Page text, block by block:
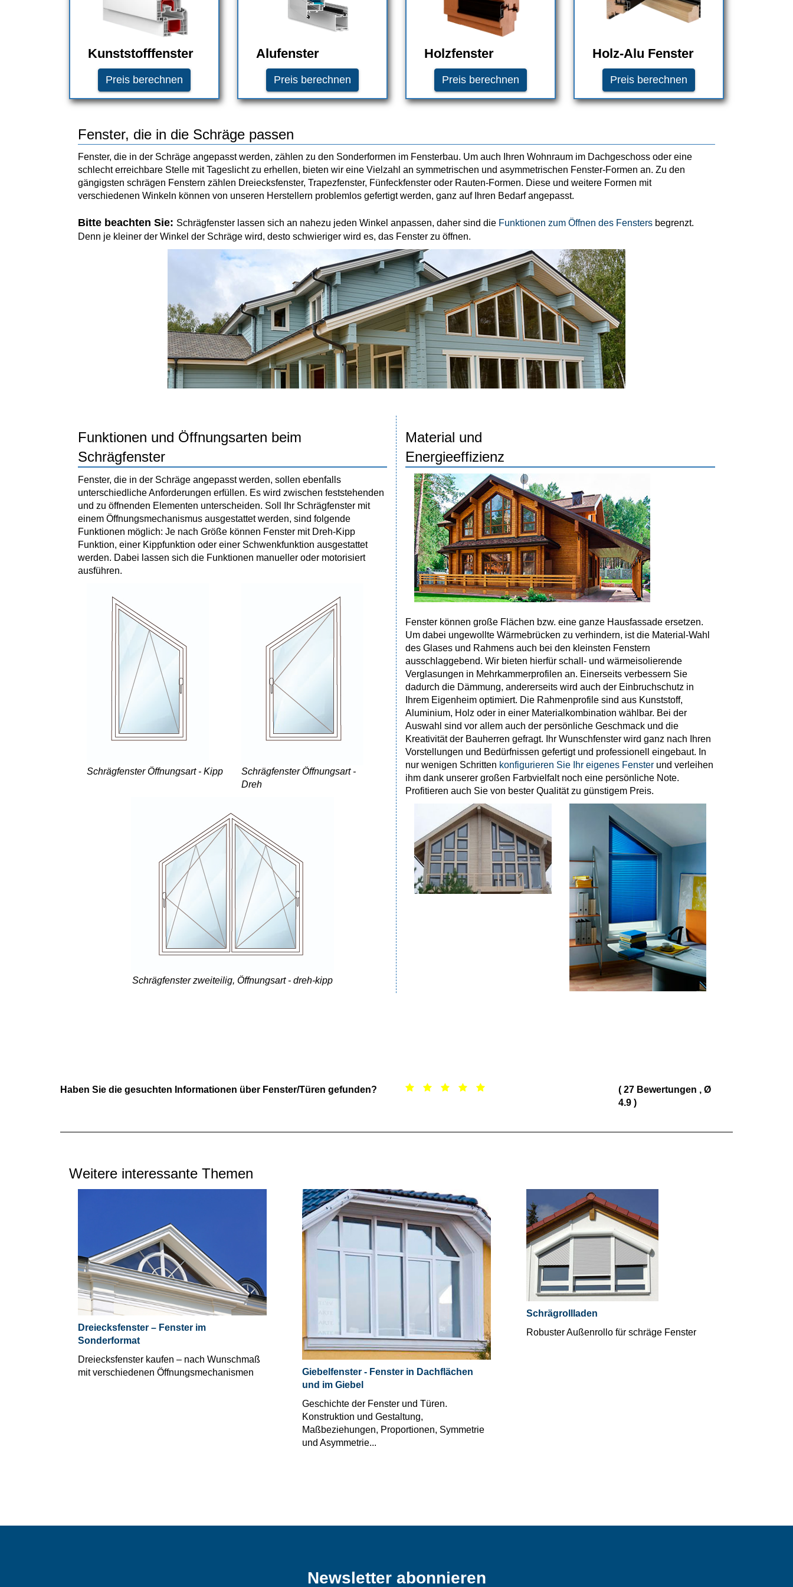
Kunststofffenster
Preis berechnen
Alufenster
Preis berechnen
Holzfenster
Preis berechnen
Holz-Alu Fenster
Preis berechnen
Fenster, die in die Schräge passen
Fenster, die in der Schräge angepasst werden, zählen zu den Sonderformen im Fensterbau. Um auch Ihren Wohnraum im Dachgeschoss oder eine
schlecht erreichbare Stelle mit Tageslicht zu erhellen, bieten wir eine Vielzahl an symmetrischen und asymmetrischen Fenster-Formen an. Zu den
gängigsten schrägen Fenstern zählen Dreiecksfenster, Trapezfenster, Fünfeckfenster oder Rauten-Formen. Diese und weitere Formen mit
verschiedenen Winkeln können von unseren Herstellern problemlos gefertigt werden, ganz auf Ihren Bedarf angepasst.
Bitte beachten Sie: Schrägfenster lassen sich an nahezu jeden Winkel anpassen, daher sind die Funktionen zum Öffnen des Fensters begrenzt.
Denn je kleiner der Winkel der Schräge wird, desto schwieriger wird es, das Fenster zu öffnen.
Funktionen und Öffnungsarten beim
Schrägfenster
Fenster, die in der Schräge angepasst werden, sollen ebenfalls
unterschiedliche Anforderungen erfüllen. Es wird zwischen feststehenden
und zu öffnenden Elementen unterscheiden. Soll Ihr Schrägfenster mit
einem Öffnungsmechanismus ausgestattet werden, sind folgende
Funktionen möglich: Je nach Größe können Fenster mit Dreh-Kipp
Funktion, einer Kippfunktion oder einer Schwenkfunktion ausgestattet
werden. Dabei lassen sich die Funktionen manueller oder motorisiert
ausführen.
Schrägfenster Öffnungsart - Kipp
Schrägfenster Öffnungsart -
Dreh
Schrägfenster zweiteilig, Öffnungsart - dreh-kipp
Material und
Energieeffizienz
Fenster können große Flächen bzw. eine ganze Hausfassade ersetzen.
Um dabei ungewollte Wärmebrücken zu verhindern, ist die Material-Wahl
des Glases und Rahmens auch bei den kleinsten Fenstern
ausschlaggebend. Wir bieten hierfür schall- und wärmeisolierende
Verglasungen in Mehrkammerprofilen an. Einerseits verbessern Sie
dadurch die Dämmung, andererseits wird auch der Einbruchschutz in
Ihrem Eigenheim optimiert. Die Rahmenprofile sind aus Kunststoff,
Aluminium, Holz oder in einer Materialkombination wählbar. Bei der
Auswahl sind vor allem auch der persönliche Geschmack und die
Kreativität der Bauherren gefragt. Ihr Wunschfenster wird ganz nach Ihren
Vorstellungen und Bedürfnissen gefertigt und professionell eingebaut. In
nur wenigen Schritten konfigurieren Sie Ihr eigenes Fenster und verleihen
ihm dank unserer großen Farbvielfalt noch eine persönliche Note.
Profitieren auch Sie von bester Qualität zu günstigem Preis.
Haben Sie die gesuchten Informationen über Fenster/Türen gefunden? (27 Bewertungen , Ø
4.9 )
Weitere interessante Themen
Dreiecksfenster – Fenster im
Sonderformat
Dreiecksfenster kaufen – nach Wunschmaß
mit verschiedenen Öffnungsmechanismen
Giebelfenster - Fenster in Dachflächen
und im Giebel
Geschichte der Fenster und Türen.
Konstruktion und Gestaltung,
Maßbeziehungen, Proportionen, Symmetrie
und Asymmetrie...
Schrägrollladen
Robuster Außenrollo für schräge Fenster
Newsletter abonnieren